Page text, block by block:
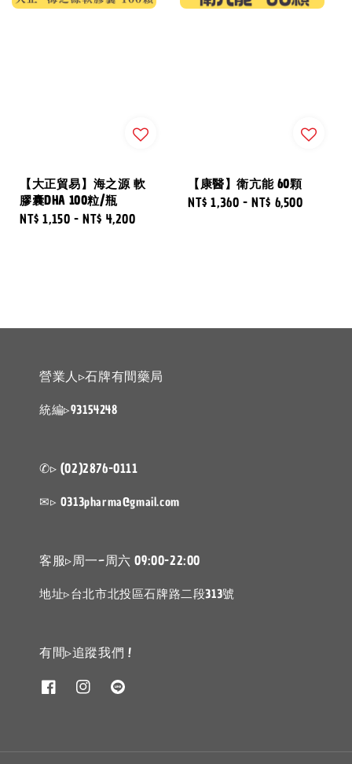
【大正貿易】海之源 軟
膠囊DHA 100粒/瓶
Regular
NT$ 1,150 -NT$ 4,200
【康醫】衛亢能 60顆
Regular
NT$ 1,360 -NT$ 6,500
營業人▹石牌有間藥局
統編▹93154248
✆▹ (02)2876-0111
✉▹ 0313pharma@gmail.com
客服▹周一~周六 09:00-22:00
地址▹台北市北投區石牌路二段313號
有間▹追蹤我們 !